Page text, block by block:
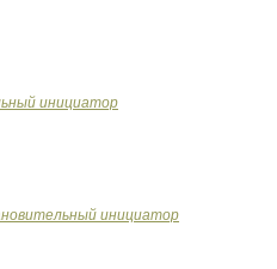
инициатор
инициатор